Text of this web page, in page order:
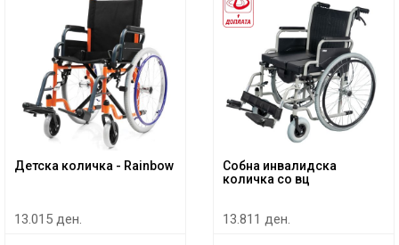
Детска количка - Rainbow
13.015 ден.
Собна инвалидска
количка со вц
13.811 ден.